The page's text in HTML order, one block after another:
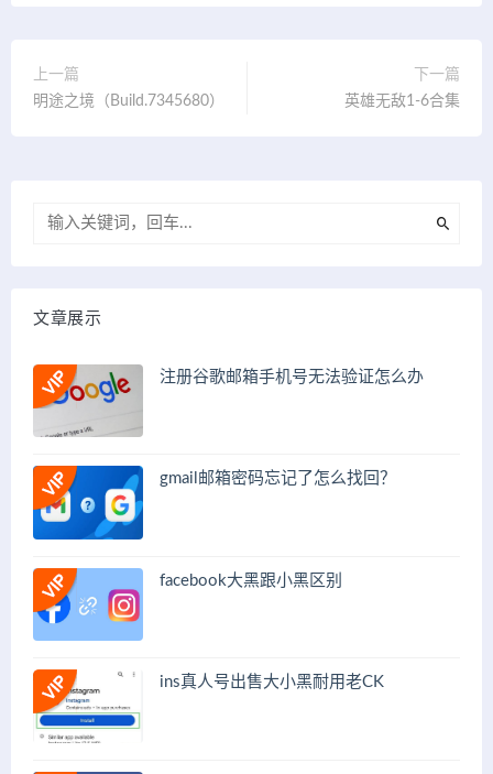
上一篇
明途之境（Build.7345680）
下一篇
英雄无敌1-6合集
文章展示
注册谷歌邮箱手机号无法验证怎么办
gmail邮箱密码忘记了怎么找回？
facebook大黑跟小黑区别
ins真人号出售大小黑耐用老CK